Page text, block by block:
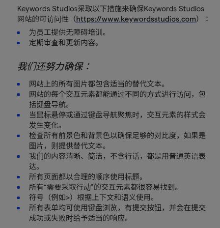
Keywords Studios采取以下措施来确保Keywords Studios
网站的可访问性（https://www.keywordsstudios.com）：
为员工提供无障碍培训。
定期审查和更新内容。
我们还努力确保：
网站上的所有图片都包含适当的替代文本。
网站的每个交互元素都能通过不同的方式进行访问，包
括键盘导航。
当鼠标悬停或通过键盘导航聚焦时，交互元素的样式会
发生变化。
检查所有前景色和背景色以确保足够的对比度，如果是
图片，则提供替代文本。
我们的内容清晰、简洁，不含行话，都是用普通英语表
达。
所有页面都以合理的顺序使用标题。
所有“需要采取行动”的交互元素都很容易找到。
符号（例如>）根据上下文和语义使用。
所有表单均可使用键盘浏览，有提交按钮，并会在提交
成功或失败时给予适当的响应。